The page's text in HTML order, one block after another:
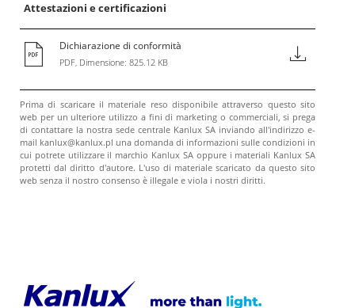
Attestazioni e certificazioni
Dichiarazione di conformità
PDF, Dimensione: 825.12 KB
Prima di scaricare il materiale reso disponibile attraverso questo sito
web per un ulteriore utilizzo a fini di marketing o commerciali, si prega
di contattare la nostra sede centrale Kanlux SA inviando all'indirizzo e-
mail kanlux@kanlux.pl una domanda di informazioni sulle condizioni in
cui potrete utilizzare il marchio Kanlux SA oppure i materiali Kanlux SA
protetti dal diritto d'autore. L'uso di materiale scaricato da questo sito
web senza il nostro consenso è illegale e viola i nostri diritti.